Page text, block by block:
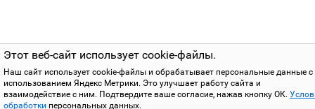
Этот веб-сайт использует cookie-файлы.
Наш сайт использует cookie-файлы и обрабатывает персональные данные с
использованием Яндекс Метрики. Это улучшает работу сайта и
взаимодействие с ним. Подтвердите ваше согласие, нажав кнопку ОК.
обработки персональных данных.